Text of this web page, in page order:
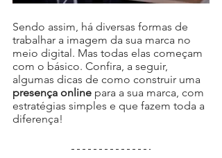
Sendo assim, há diversas formas de
trabalhar a imagem da sua marca no
meio digital. Mas todas elas começam
com o básico. Confira, a seguir,
algumas dicas de como construir uma
presença online para a sua marca, com
estratégias simples e que fazem toda a
diferença!